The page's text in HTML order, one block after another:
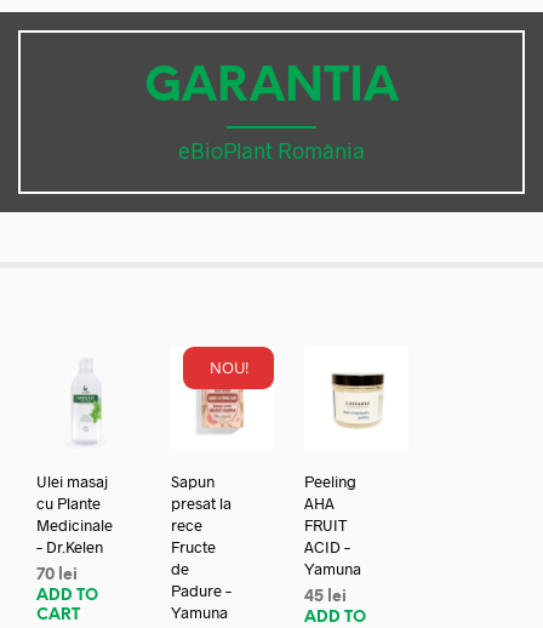
GARANTIA
eBioPlant România
Ulei masaj
cu Plante
Medicinale
– Dr.Kelen
70 lei
ADD TO
CART
NOU!
Sapun
presat la
rece
Fructe
de
Padure –
Yamuna
Peeling
AHA
FRUIT
ACID –
Yamuna
45 lei
ADD TO